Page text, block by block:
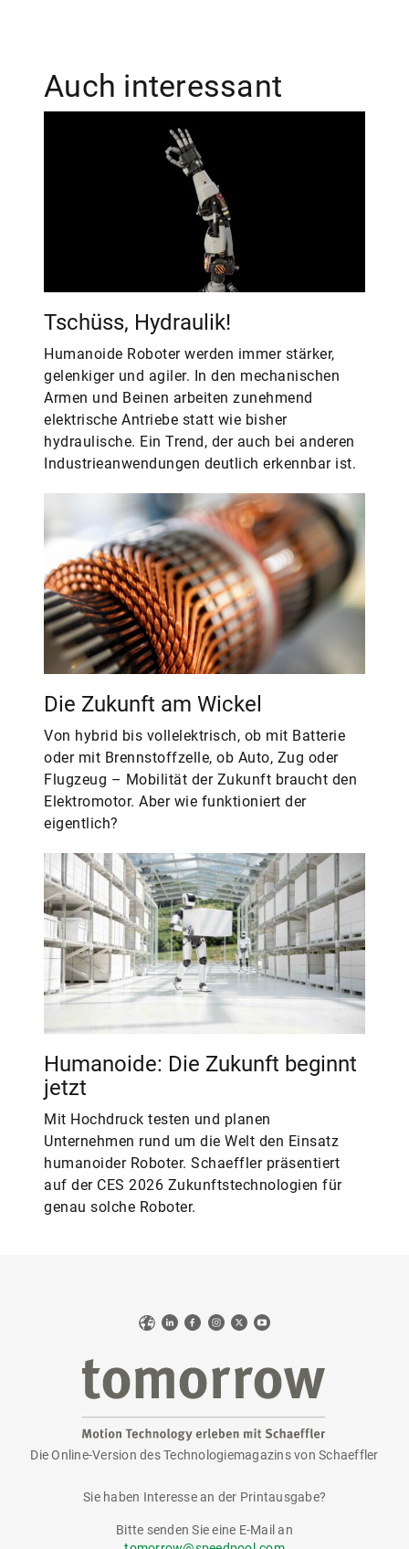
Auch interessant
Tschüss, Hydraulik!
Humanoide Roboter werden immer stärker,
gelenkiger und agiler. In den mechanischen
Armen und Beinen arbeiten zunehmend
elektrische Antriebe statt wie bisher
hydraulische. Ein Trend, der auch bei anderen
Industrieanwendungen deutlich erkennbar ist.
Die Zukunft am Wickel
Von hybrid bis vollelektrisch, ob mit Batterie
oder mit Brennstoffzelle, ob Auto, Zug oder
Flugzeug – Mobilität der Zukunft braucht den
Elektromotor. Aber wie funktioniert der
eigentlich?
Humanoide: Die Zukunft beginnt
jetzt
Mit Hochdruck testen und planen
Unternehmen rund um die Welt den Einsatz
humanoider Roboter. Schaeffler präsentiert
auf der CES 2026 Zukunftstechnologien für
genau solche Roboter.
WebLinkedIn
Facebook
Instagram
X YouTube
tomorrow
Die Online-Version des Technologiemagazins von Schaeffler
Sie haben Interesse an der Printausgabe?
Bitte senden Sie eine E-Mail an